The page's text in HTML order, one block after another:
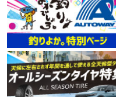
世界三大タ
ー）。
ってタイヤ
高品質な製
で、 今も
総合評価：112件
コンチ